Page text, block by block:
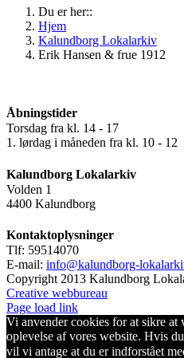
Du er her::
Hjem
Kalundborg Lokalarkiv
Erik Hansen & frue 1912
Åbningstider
Torsdag fra kl. 14 - 17
1. lørdag i måneden fra kl. 10 - 12
Kalundborg Lokalarkiv
Volden 1
4400 Kalundborg
Kontaktoplysninger
Tlf: 59514070
E-mail: info@kalundborg-
Copyright 2013 Kalundborg
Creative webbureau
Page load link
Vi anvender cookies for at sikre
oplevelse af vores website. Hvis
vil vi antage at du er indforstået